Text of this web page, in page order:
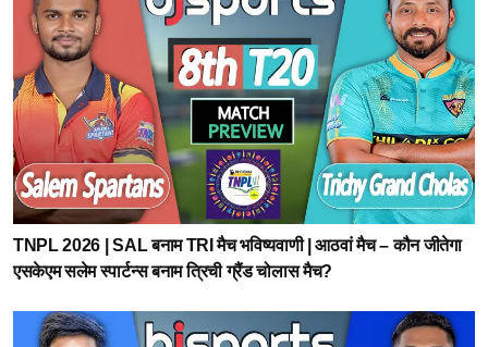
TNPL 2026 | SAL बनाम TRI मैच भविष्यवाणी | आठवां मैच – कौन जीतेगा
एसकेएम सलेम स्पार्टन्स बनाम त्रिची ग्रैंड चोलास मैच?